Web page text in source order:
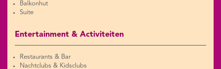
Balkonhut
Suite
Entertainment & Activiteiten
Restaurants & Bar
Nachtclubs & Kidsclubs